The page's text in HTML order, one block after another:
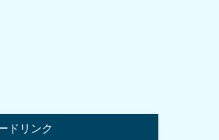
ドリンク